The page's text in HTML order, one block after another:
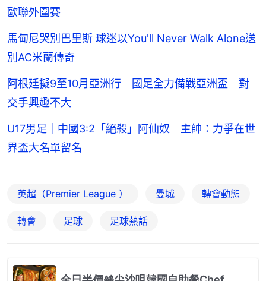
歐聯外圍賽
馬甸尼哭別巴里斯 球迷以You'll Never Walk Alone送
別AC米蘭傳奇
阿根廷擬9至10月亞洲行 國足全力備戰亞洲盃 對
交手興趣不大
U17男足｜中國3:2「絕殺」阿仙奴 主帥：力爭在世
界盃大名單留名
英超（Premier League ） 曼城 轉會動態
轉會 足球 足球熱話